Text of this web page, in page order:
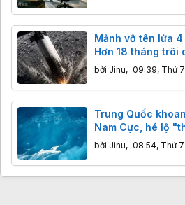
Mảnh vỡ tên lửa
Hơn 18 tháng trôi
bất ngờ
bởi Jinu, 09:39, Thứ 7
Trung Quốc
Nam Cực, hé lộ
sống hàng triệu
bởi Jinu, 08:54, Thứ 7